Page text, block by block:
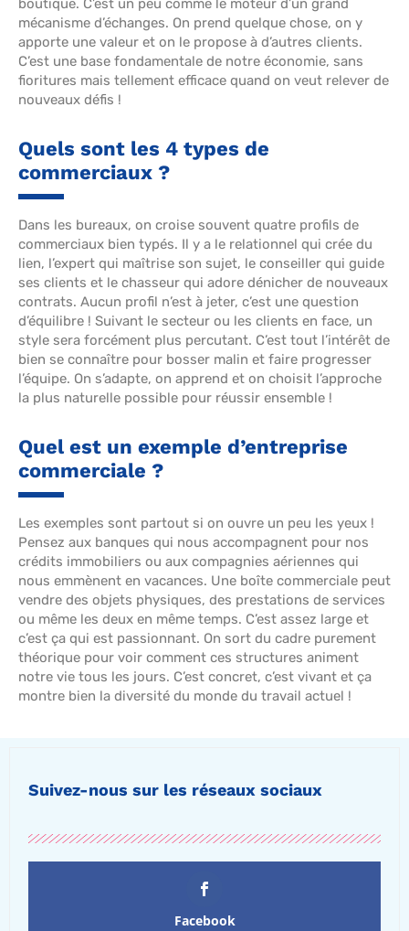
boutique. C’est un peu comme le moteur d’un grand
mécanisme d’échanges. On prend quelque chose, on y
apporte une valeur et on le propose à d’autres clients.
C’est une base fondamentale de notre économie, sans
fioritures mais tellement efficace quand on veut relever de
nouveaux défis !
Quels sont les 4 types de
commerciaux ?
Dans les bureaux, on croise souvent quatre profils de
commerciaux bien typés. Il y a le relationnel qui crée du
lien, l’expert qui maîtrise son sujet, le conseiller qui guide
ses clients et le chasseur qui adore dénicher de nouveaux
contrats. Aucun profil n’est à jeter, c’est une question
d’équilibre ! Suivant le secteur ou les clients en face, un
style sera forcément plus percutant. C’est tout l’intérêt de
bien se connaître pour bosser malin et faire progresser
l’équipe. On s’adapte, on apprend et on choisit l’approche
la plus naturelle possible pour réussir ensemble !
Quel est un exemple d’entreprise
commerciale ?
Les exemples sont partout si on ouvre un peu les yeux !
Pensez aux banques qui nous accompagnent pour nos
crédits immobiliers ou aux compagnies aériennes qui
nous emmènent en vacances. Une boîte commerciale peut
vendre des objets physiques, des prestations de services
ou même les deux en même temps. C’est assez large et
c’est ça qui est passionnant. On sort du cadre purement
théorique pour voir comment ces structures animent
notre vie tous les jours. C’est concret, c’est vivant et ça
montre bien la diversité du monde du travail actuel !
Suivez-nous sur les réseaux sociaux
Facebook